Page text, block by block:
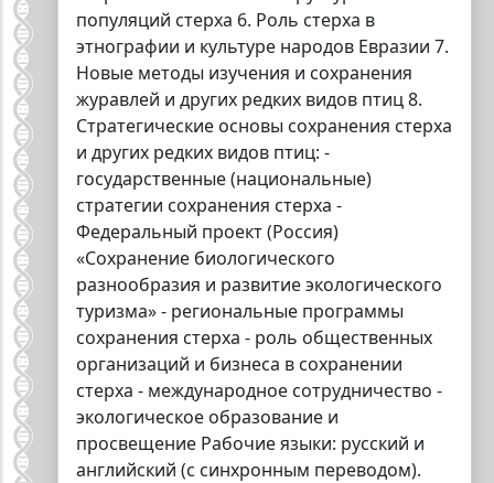
популяций стерха 6. Роль стерха в
этнографии и культуре народов Евразии 7.
Новые методы изучения и сохранения
журавлей и других редких видов птиц 8.
Стратегические основы сохранения стерха
и других редких видов птиц: -
государственные (национальные)
стратегии сохранения стерха -
Федеральный проект (Россия)
«Сохранение биологического
разнообразия и развитие экологического
туризма» - региональные программы
сохранения стерха - роль общественных
организаций и бизнеса в сохранении
стерха - международное сотрудничество -
экологическое образование и
просвещение Рабочие языки: русский и
английский (с синхронным переводом).